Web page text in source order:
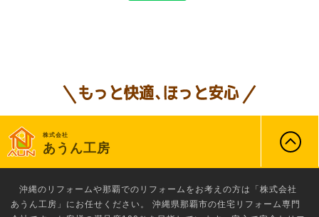
株式会社
あうん工房
沖縄のリフォームや那覇でのリフォームをお考えの方は「株式会社
あうん工房」にお任せください。 沖縄県那覇市の住宅リフォーム専門